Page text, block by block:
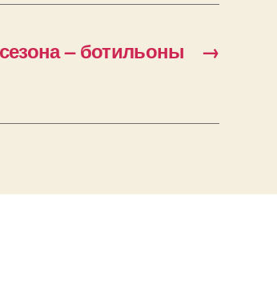
→
– ботильоны